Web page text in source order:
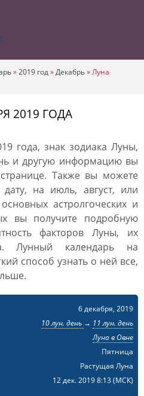
»2019 год»Декабрь»Луна
2019 ГОДА
года, знак зодиака Луны,
и другую информацию вы
Также вы можете
на июль, август, или
астролгоческих и
вы получите подробную
факторов Луны, их
Лунный календарь на
способ узнать о ней все,
6 декабря, 2019
10 лун. день → 11 лун. день
Луна в Овне
Пятница
Растущая Луна
12 дек. 2019 8:13(МСК)